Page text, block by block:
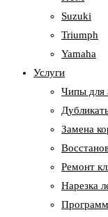
Suzuki
Triumph
Yamaha
Услуги
Чипы для
Замена
Ремонт
Нарезка